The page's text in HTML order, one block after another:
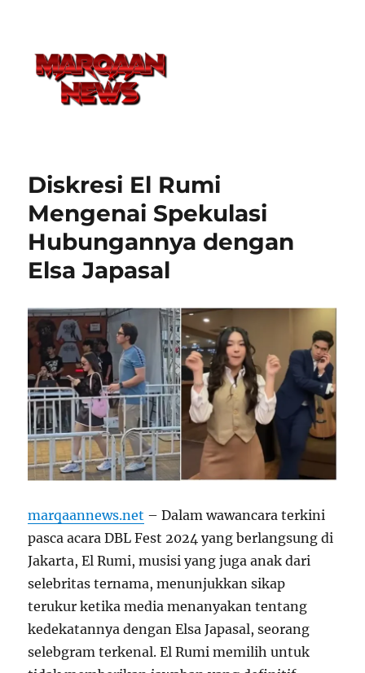
Diskresi El Rumi
Mengenai Spekulasi
Hubungannya dengan
Elsa Japasal
marqaannews.net – Dalam wawancara terkini
pasca acara DBL Fest 2024 yang berlangsung di
Jakarta, El Rumi, musisi yang juga anak dari
selebritas ternama, menunjukkan sikap
terukur ketika media menanyakan tentang
kedekatannya dengan Elsa Japasal, seorang
selebgram terkenal. El Rumi memilih untuk